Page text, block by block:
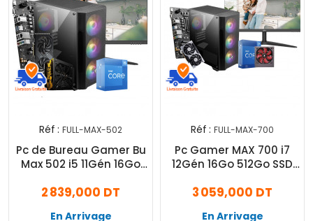
Réf : FULL-MAX-502
Pc de Bureau Gamer Bu
Max 502 i5 11Gén 16Go
2 839,000 DT
En Arrivage
Réf : FULL-MAX-700
Pc Gamer MAX 700 i7
12Gén 16Go 512Go SSD
3 059,000 DT
En Arrivage